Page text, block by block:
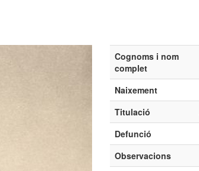
Cognoms i nom
complet
Naixement
Titulació
Defunció
Observacions